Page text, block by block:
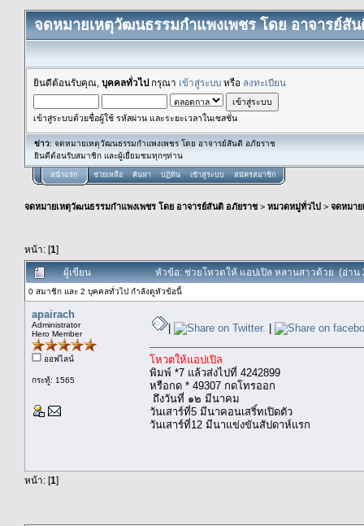
จดหมายเหตุวัฒนธรรมกำแพงเพชร โดย อาจารย์สั
ยินดีต้อนรับคุณ, บุคคลทั่วไปกรุณา เข้าสู่ระบบ หรือ ลงทะเบียน
เข้าสู่ระบบด้วยชื่อผู้ใช้ รหัสผ่าน และระยะเวลาในเซสชั่น
ข่าว: จดหมายเหตุวัฒนธรรมกำแพงเพชร โดย อาจารย์สันติ อภัยราช
ยินดีต้อนรับสมาชิก และผู้เยื่ยมชมทุกๆท่าน
หน้าแรก ช่วยเหลือ ค้นหา ปฏิทิน เข้าสู่ระบบ สมัครสมาชิก
จดหมายเหตุวัฒนธรรมกำแพงเพชร โดย อาจารย์สันติ อภัยราช> หมวดหมู่ทั่วไป > จดหมา
หน้า: [1]
ผู้เขียน หัวข้อ: ช่วยโหวตให้ แอปเปิล หลานสาวด้วย (อ่าน
0 สมาชิก และ 2 บุคคลทั่วไป กำลังดูหัวข้อนี้
apairach
Administrator
Hero Member
ออฟไลน์
กระทู้: 1565
| |
โหวตให้แอปเปิล
พิมพ์ *7 แล้วส่งไปที่ 4242899
หรือกด * 49307 กดโทรออก
ถึงวันที่ ๑๒ มีนาคม
วันเสาร์ที่5 มีนาคอนเสริ์ทเปิดตัว
วันเสาร์ที่12 มีนาแข่งขันสัปดาห์แรก
หน้า: [1]